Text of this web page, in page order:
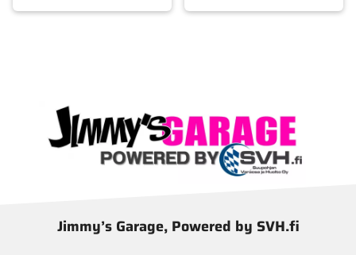
Jimmy’s Garage, Powered by SVH.fi